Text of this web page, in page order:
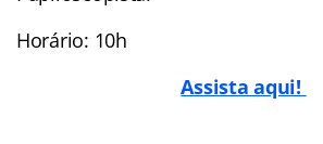
Horário: 10h
Assista aqui!